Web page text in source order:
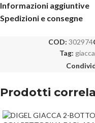
Informazioni aggiuntive
Spedizioni e consegne
COD: 302974
Tag: giacca
Prodotti